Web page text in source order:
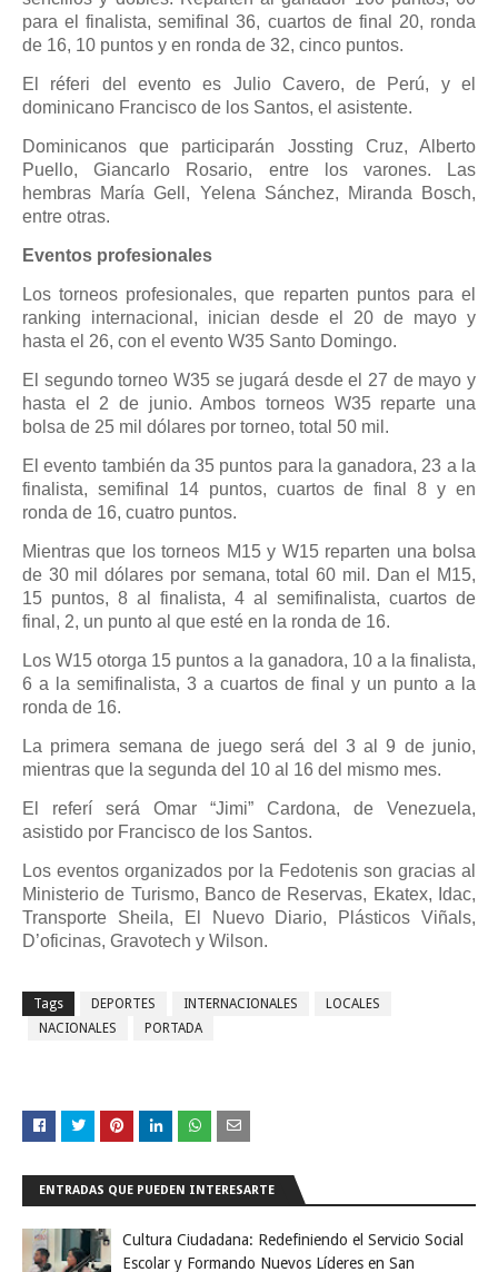
para el finalista, semifinal 36, cuartos de final 20, ronda
de 16, 10 puntos y en ronda de 32, cinco puntos.
El réferi del evento es Julio Cavero, de Perú, y el
dominicano Francisco de los Santos, el asistente.
Dominicanos que participarán Jossting Cruz, Alberto
Puello, Giancarlo Rosario, entre los varones. Las
hembras María Gell, Yelena Sánchez, Miranda Bosch,
entre otras.
Eventos profesionales
Los torneos profesionales, que reparten puntos para el
ranking internacional, inician desde el 20 de mayo y
hasta el 26, con el evento W35 Santo Domingo.
El segundo torneo W35 se jugará desde el 27 de mayo y
hasta el 2 de junio. Ambos torneos W35 reparte una
bolsa de 25 mil dólares por torneo, total 50 mil.
El evento también da 35 puntos para la ganadora, 23 a la
finalista, semifinal 14 puntos, cuartos de final 8 y en
ronda de 16, cuatro puntos.
Mientras que los torneos M15 y W15 reparten una bolsa
de 30 mil dólares por semana, total 60 mil. Dan el M15,
15 puntos, 8 al finalista, 4 al semifinalista, cuartos de
final, 2, un punto al que esté en la ronda de 16.
Los W15 otorga 15 puntos a la ganadora, 10 a la finalista,
6 a la semifinalista, 3 a cuartos de final y un punto a la
ronda de 16.
La primera semana de juego será del 3 al 9 de junio,
mientras que la segunda del 10 al 16 del mismo mes.
El referí será Omar “Jimi” Cardona, de Venezuela,
asistido por Francisco de los Santos.
Los eventos organizados por la Fedotenis son gracias al
Ministerio de Turismo, Banco de Reservas, Ekatex, Idac,
Transporte Sheila, El Nuevo Diario, Plásticos Viñals,
D’oficinas, Gravotech y Wilson.
Tags DEPORTES INTERNACIONALES
LOCALES
NACIONALES
PORTADA
ENTRADAS QUE PUEDEN INTERESARTE
Cultura Ciudadana: Redefiniendo el Servicio Social
Escolar y Formando Nuevos Líderes en San